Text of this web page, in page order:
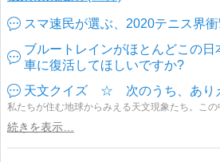
スマ速民が選ぶ、2020テニス界
ブルートレインがほとんどこの日
車に復活してほしいですか?
天文クイズ ☆ 次のうち、あり
続きを表示…